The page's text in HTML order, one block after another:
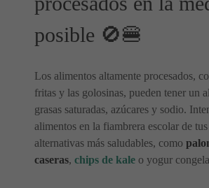
posible 🚫🍔
Los alimentos altamente procesados,
fritas y las golosinas, pueden tener un
grasas saturadas, azúcares y sodio.
alimentos en la fiambrera escolar de
alternativas más saludables, como
caseras, chips de kale o yogur